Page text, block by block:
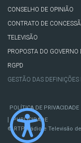
CONSELHO DE OPINIÃO
CONTRATO DE
TELEVISÃO
PROPOSTA DO GOVERNO
RGPD
GESTÃO DAS DEFINIÇÕES
POLÍTICA DE PRIVACIDADE
PUBLICIDADE
© RTP, Rádio e Televisão